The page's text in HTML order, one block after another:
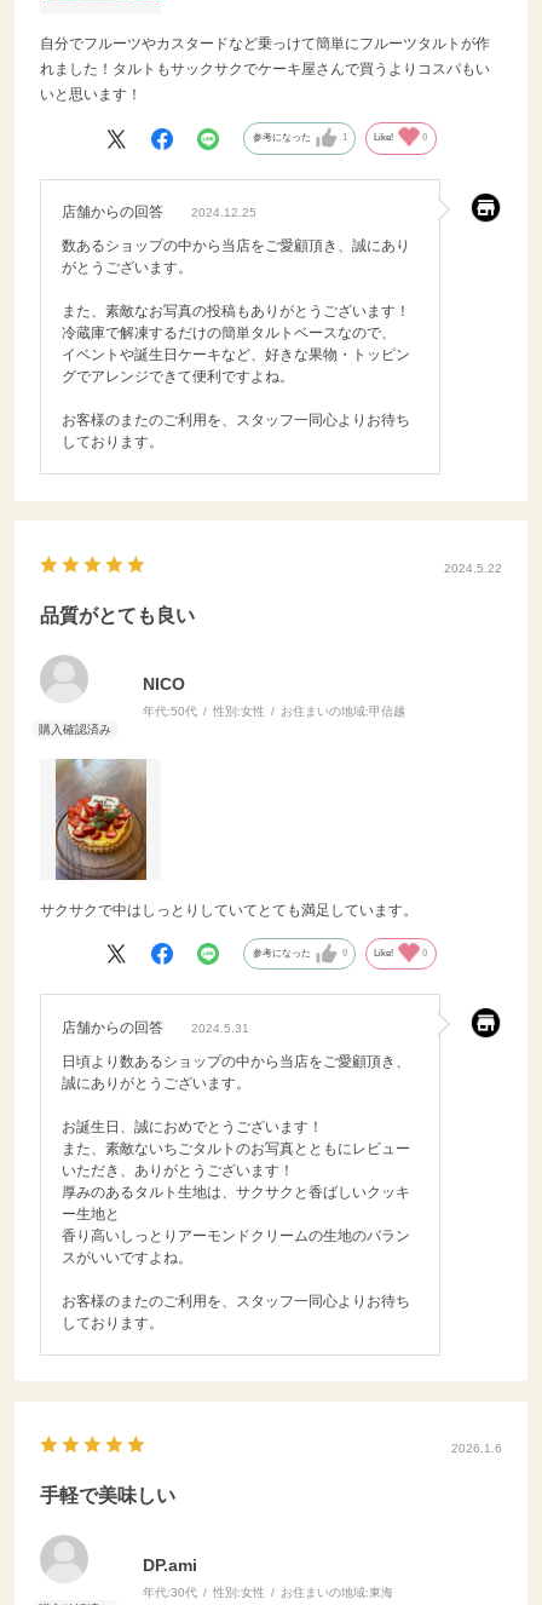
自分でフルーツやカスタードなど乗っけて簡単にフルーツタルトが作
れました！タルトもサックサクでケーキ屋さんで買うよりコスパもい
いと思います！
参考になった 1 Like! 0
店舗からの回答 2024.12.25
数あるショップの中から当店をご愛顧頂き、誠にあり
がとうございます。
また、素敵なお写真の投稿もありがとうございます！
冷蔵庫で解凍するだけの簡単タルトベースなので、
イベントや誕生日ケーキなど、好きな果物・トッピン
グでアレンジできて便利ですよね。
お客様のまたのご利用を、スタッフ一同心よりお待ち
しております。
2024.5.22
品質がとても良い
NICO
年代:50代 性別:女性 お住まいの地域:甲信越
サクサクで中はしっとりしていてとても満足しています。
参考になった 0 Like! 0
店舗からの回答 2024.5.31
日頃より数あるショップの中から当店をご愛顧頂き、
誠にありがとうございます。
お誕生日、誠におめでとうございます！
また、素敵ないちごタルトのお写真とともにレビュー
いただき、ありがとうございます！
厚みのあるタルト生地は、サクサクと香ばしいクッキ
ー生地と
香り高いしっとりアーモンドクリームの生地のバラン
スがいいですよね。
お客様のまたのご利用を、スタッフ一同心よりお待ち
しております。
2026.1.6
手軽で美味しい
DP.ami
年代:30代 性別:女性 お住まいの地域:東海